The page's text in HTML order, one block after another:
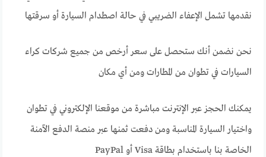
نقدمها تشمل الإعفاء الضريبي في حالة اصطدام السيارة أو سرقتها
نحن نضمن أنك ستحصل على سعر أرخص من جميع شركات كراء
السيارات في تطوان من المطارات ومن أي مكان
يمكنك الحجز عبر الإنترنت مباشرة من موقعنا الإلكتروني في تطوان
واختيار السيارة المناسبة ومن دفعت ثمنها عبر منصة الدفع الآمنة
الخاصة بنا باستخدام بطاقة Visa أو PayPal